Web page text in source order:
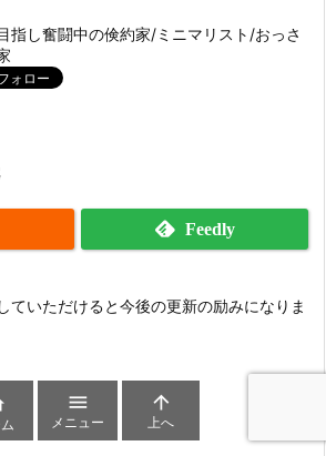
指し奮闘中の倹約家/ミニマリスト/おっさ
Feedly
ていただけると今後の更新の励みになりま

メニュー

上へ